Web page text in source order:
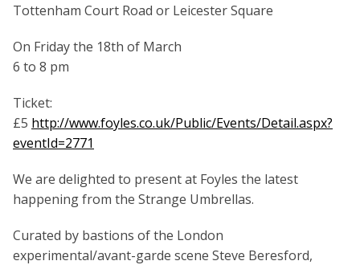
Tottenham Court Road or Leicester Square
On Friday the 18th of March
6 to 8 pm
Ticket:
£5 http://www.foyles.co.uk/Public/Events/Detail.aspx?
eventId=2771
We are delighted to present at Foyles the latest
happening from the Strange Umbrellas.
Curated by bastions of the London
experimental/avant-garde scene Steve Beresford,